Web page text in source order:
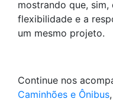
mostrando que,
flexibilidade e a
um mesmo projeto.
Continue nos
Caminhões e Ônibus